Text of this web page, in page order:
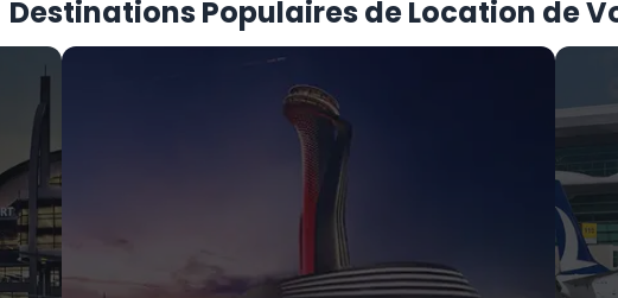
Destinations Populaires de Location de